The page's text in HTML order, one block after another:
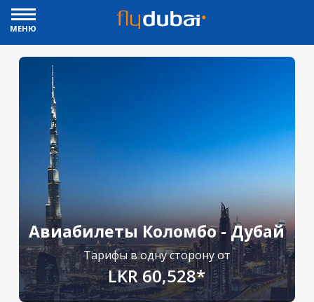
МЕНЮ
Авиабилеты Коломбо - Дубай
Тарифы в одну сторону от
LKR 60,528*